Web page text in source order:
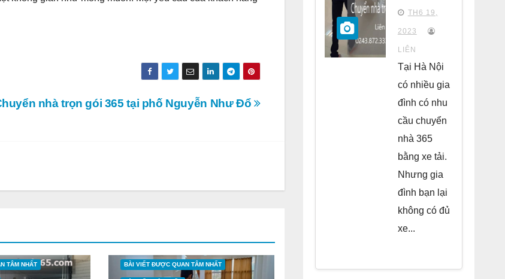
nhà trọn gói 365 tại phố Nguyễn Như Đổ
TÂM NHẤT BÀI VIẾT ĐƯỢC QUAN TÂM NHẤT
tại
chung
cư Park
Kiara Hà
Đông
TH6 19,
2023
LIÊN
Tại Hà Nội
có nhiều gia
đình có nhu
cầu chuyển
nhà 365
bằng xe tải.
Nhưng gia
đình bạn lại
không có đủ
xe...